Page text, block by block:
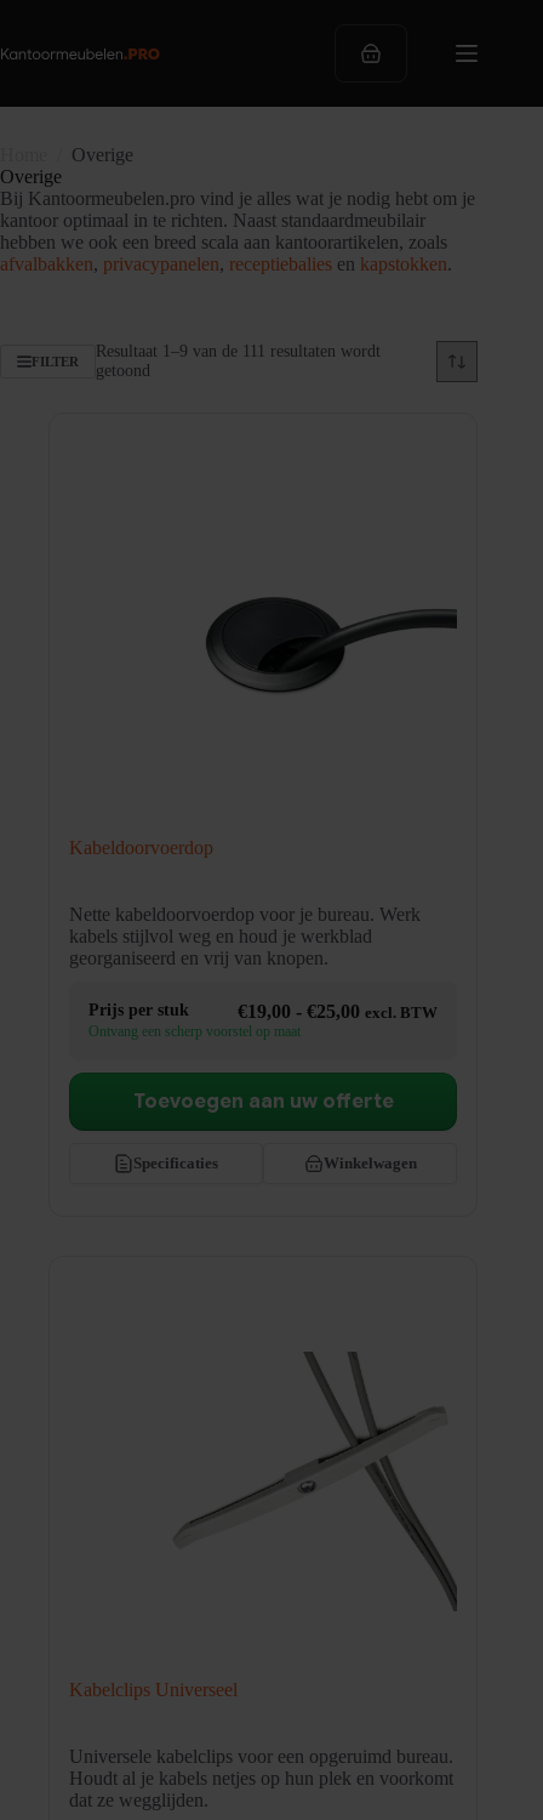
de
Winkelwagen
Overige
Overige
Bij Kantoormeubelen.pro vind je alles wat je nodig hebt om je
kantoor optimaal in te richten. Naast standaardmeubilair
hebben we ook een breed scala aan kantoorartikelen, zoals
afvalbakken, privacypanelen, receptiebalies en kapstokken.
FILTER
Resultaat 1–9 van de 111 resultaten wordt
getoond
Kabeldoorvoerdop
Nette kabeldoorvoerdop voor je bureau. Werk
kabels stijlvol weg en houd je werkblad
georganiseerd en vrij van knopen.
Prijs per stuk €19,00 - €25,00 Prijsklasse:
€25,00
excl. BTW
Ontvang een scherp voorstel op maat
Specificaties Winkelwagen
Toevoegen aan uw offerte
Kabelclips Universeel
Universele kabelclips voor een opgeruimd bureau.
Houdt al je kabels netjes op hun plek en voorkomt
dat ze wegglijden.